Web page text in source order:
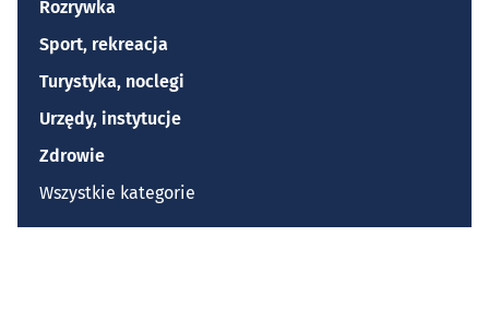
Rozrywka
Sport, rekreacja
Turystyka, noclegi
Urzędy, instytucje
Zdrowie
Wszystkie kategorie